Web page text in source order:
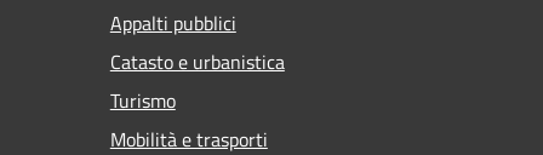
Appalti pubblici
Catasto e urbanistica
Turismo
Mobilità e trasporti